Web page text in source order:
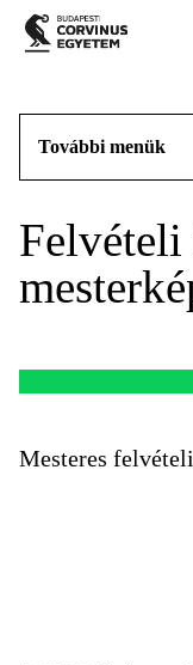
További menük
Mesteres